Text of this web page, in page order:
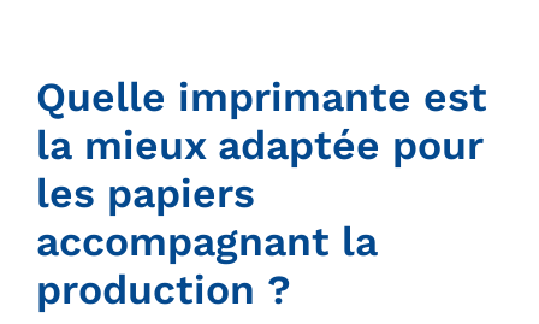
Quelle imprimante est
la mieux adaptée pour
les papiers
accompagnant la
production ?